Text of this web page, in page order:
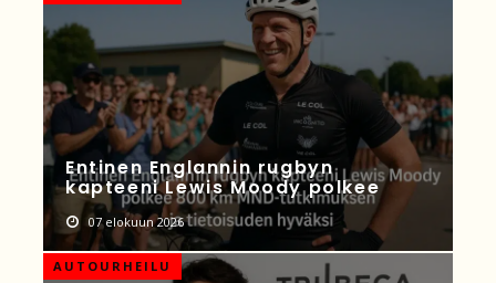
Entinen Englannin rugbyn
kapteeni Lewis Moody polkee
07 elokuun 2026
AUTOURHEILU